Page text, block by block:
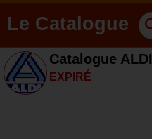
Le Catalogue
Catalogue
EXPIRÉ